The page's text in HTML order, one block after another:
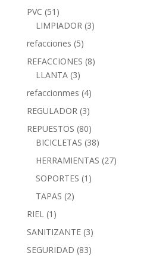
PVC (51)
LIMPIADOR (3)
refacciones (5)
REFACCIONES (8)
LLANTA (3)
refaccionmes (4)
REGULADOR (3)
REPUESTOS (80)
BICICLETAS (38)
HERRAMIENTAS (27)
SOPORTES (1)
TAPAS (2)
RIEL (1)
SANITIZANTE (3)
SEGURIDAD (83)